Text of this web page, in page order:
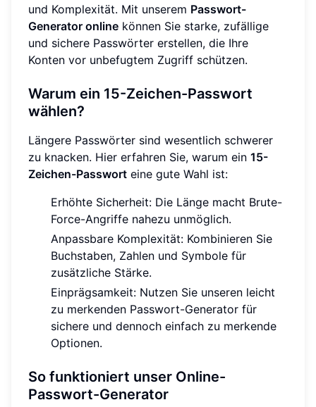
und Komplexität. Mit unserem Passwort-
Generator online können Sie starke, zufällige
und sichere Passwörter erstellen, die Ihre
Konten vor unbefugtem Zugriff schützen.
Warum ein 15-Zeichen-Passwort
wählen?
Längere Passwörter sind wesentlich schwerer
zu knacken. Hier erfahren Sie, warum ein 15-
Zeichen-Passwort eine gute Wahl ist:
Erhöhte Sicherheit: Die Länge macht Brute-
Force-Angriffe nahezu unmöglich.
Anpassbare Komplexität: Kombinieren Sie
Buchstaben, Zahlen und Symbole für
zusätzliche Stärke.
Einprägsamkeit: Nutzen Sie unseren leicht
zu merkenden Passwort-Generator für
sichere und dennoch einfach zu merkende
Optionen.
So funktioniert unser Online-
Passwort-Generator